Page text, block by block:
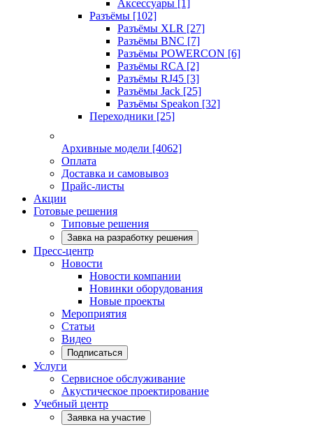
Аксессуары [1]
Разъёмы [102]
Разъёмы XLR [27]
Разъёмы BNC [7]
Разъёмы POWERCON [6]
Разъёмы RCA [2]
Разъёмы RJ45 [3]
Разъёмы Jack [25]
Разъёмы Speakon [32]
Переходники [25]
Архивные модели [4062]
Оплата
Доставка и самовывоз
Прайс-листы
Акции
Готовые решения
Типовые решения
Завка на разработку решения
Пресс-центр
Новости
Новости компании
Новинки оборудования
Новые проекты
Мероприятия
Статьи
Видео
Подписаться
Услуги
Сервисное обслуживание
Акустическое проектирование
Учебный центр
Заявка на участие